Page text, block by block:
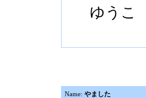
ゆうこ
Name: やました